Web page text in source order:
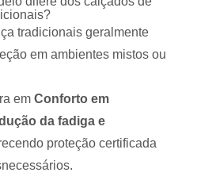
tradicionais geralmente
em ambientes mistos ou
emConforto em
da fadiga e
proteção certificada